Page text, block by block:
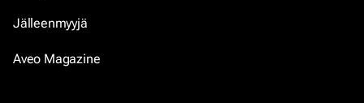
Jälleenmyyjä
Aveo Magazine